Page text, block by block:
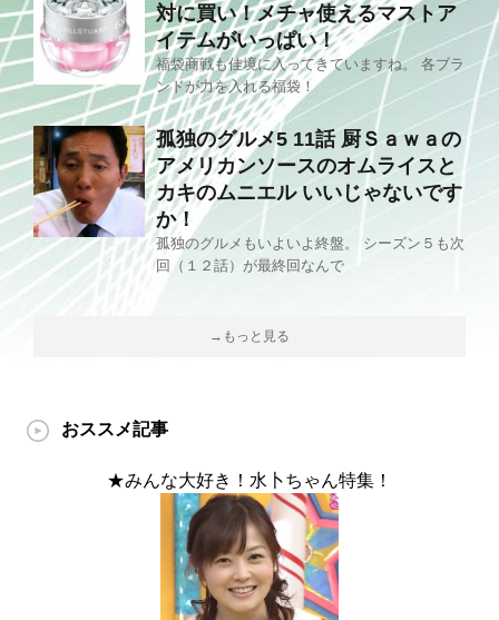
対に買い！メチャ使えるマストア
イテムがいっぱい！
福袋商戦も佳境に入ってきていますね。 各ブラ
ンドが力を入れる福袋！
孤独のグルメ5 11話 厨Ｓａｗａの
アメリカンソースのオムライスと
カキのムニエル いいじゃないです
か！
孤独のグルメもいよいよ終盤。 シーズン５も次
回（１２話）が最終回なんで
→もっと見る
おススメ記事
★みんな大好き！水卜ちゃん特集！